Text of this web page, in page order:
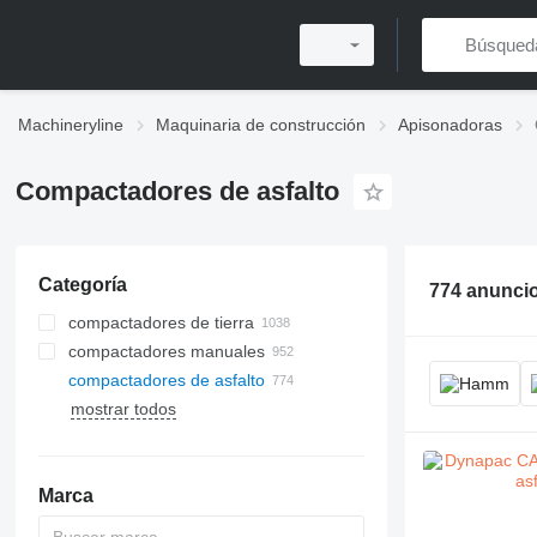
Machineryline Maquinaria de construcción Apisonadoras
Compactadores de asfalto
Categoría
compactadores de tierra
compactadores manuales
compactadores de asfalto
mostrar todos
Marca
774